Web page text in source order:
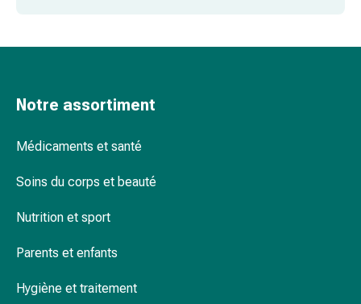
Peau
de
Éruption
Acné
naturels
par
fleurs
Bains de pieds bouillonnants
Sels de bain de pieds pour une détente
Bains de pieds crème pour un soin
supplémentaire
Notre assortiment
Médicaments et santé
Soins du corps et beauté
Nutrition et sport
Parents et enfants
Hygiène et traitement